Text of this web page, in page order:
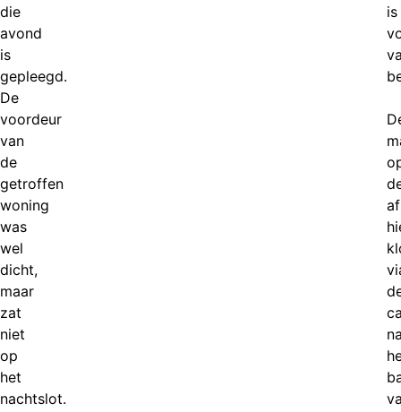
die
avond
is
gepleegd.
De
voordeur
van
de
getroffen
woning
was
wel
dicht,
maar
zat
niet
op
het
nachtslot.
is